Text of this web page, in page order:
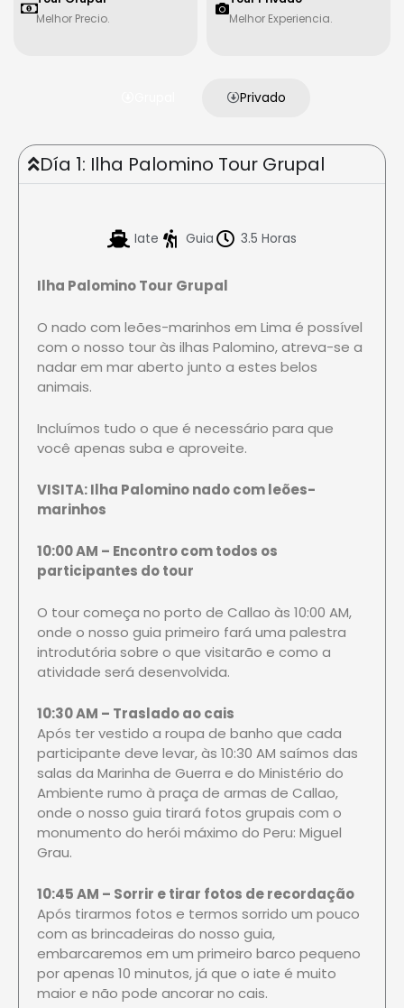
Melhor Precio.
Melhor Experiencia.
Privado
Día 1: Ilha Palomino Tour Grupal
Iate Guia 3.5 Horas
Ilha Palomino Tour Grupal
O nado com leões-marinhos em Lima é possível
com o nosso tour às ilhas Palomino, atreva-se a
nadar em mar aberto junto a estes belos
animais.
Incluímos tudo o que é necessário para que
você apenas suba e aproveite.
VISITA: Ilha Palomino nado com leões-
marinhos
10:00 AM – Encontro com todos os
participantes do tour
O tour começa no porto de Callao às 10:00 AM,
onde o nosso guia primeiro fará uma palestra
introdutória sobre o que visitarão e como a
atividade será desenvolvida.
10:30 AM – Traslado ao cais
Após ter vestido a roupa de banho que cada
participante deve levar, às 10:30 AM saímos das
salas da Marinha de Guerra e do Ministério do
Ambiente rumo à praça de armas de Callao,
onde o nosso guia tirará fotos grupais com o
monumento do herói máximo do Peru: Miguel
Grau.
10:45 AM – Sorrir e tirar fotos de recordação
Após tirarmos fotos e termos sorrido um pouco
com as brincadeiras do nosso guia,
embarcaremos em um primeiro barco pequeno
por apenas 10 minutos, já que o iate é muito
maior e não pode ancorar no cais.